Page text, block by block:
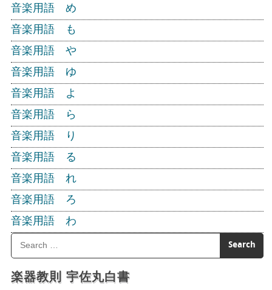
音楽用語 め
音楽用語 も
音楽用語 や
音楽用語 ゆ
音楽用語 よ
音楽用語 ら
音楽用語 り
音楽用語 る
音楽用語 れ
音楽用語 ろ
音楽用語 わ
楽器教則 宇佐丸白書